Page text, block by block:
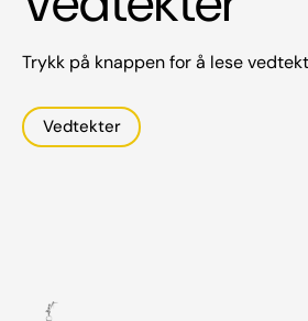
Trykk på knappen for å lese
Vedtekter